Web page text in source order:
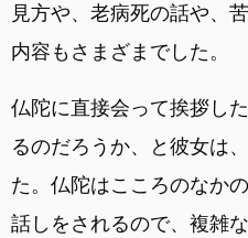
見方や、老病死の話や、
内容もさまざまでした。
仏陀に直接会って挨拶し
るのだろうか、と彼女は
た。仏陀はこころのなか
話しをされるので、複雑